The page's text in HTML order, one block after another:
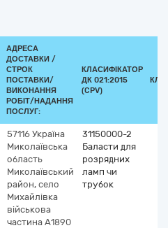
АДРЕСА
ДОСТАВКИ /
СТРОК
ПОСТАВКИ/
ВИКОНАННЯ
РОБІТ/НАДАННЯ
ПОСЛУГ:
КЛАСИФІКАТОР
ДК 021:2015
(CPV)
57116 Україна
Миколаївська
область
Миколаївський
район, село
Михайлівка
військова
частина А1890
31150000-2
Баласти для
розрядних
ламп чи
трубок